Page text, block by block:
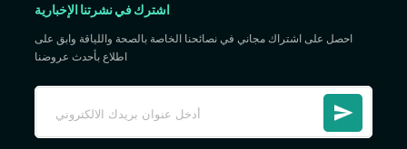
اشترك في نشرتنا الإخبارية
احصل على اشتراك مجاني في نصائحنا الخاصة بالصحة واللياقة وابق على
اطلاع بأحدث عروضنا